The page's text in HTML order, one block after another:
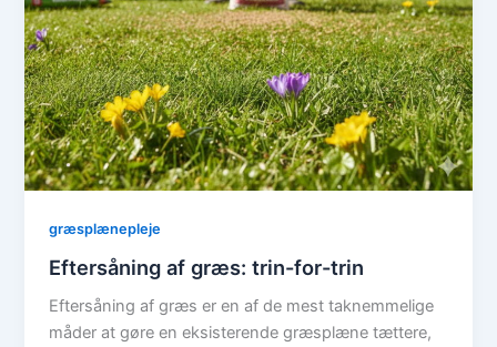
græsplænepleje
Eftersåning af græs: trin-for-trin
Eftersåning af græs er en af de mest taknemmelige
måder at gøre en eksisterende græsplæne tættere,